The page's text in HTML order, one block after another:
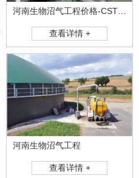
查看详情 +
河南生物沼气工程
查看详情 +